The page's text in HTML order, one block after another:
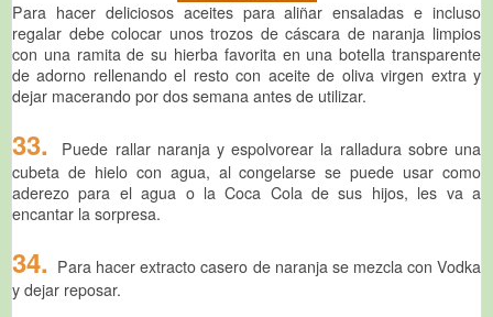
Para hacer deliciosos aceites para aliñar ensaladas e incluso
regalar debe colocar unos trozos de cáscara de naranja limpios
con una ramita de su hierba favorita en una botella transparente
de adorno rellenando el resto con aceite de oliva virgen extra y
dejar macerando por dos semana antes de utilizar.
33.
Puede rallar naranja y espolvorear la ralladura sobre una
cubeta de hielo con agua, al congelarse se puede usar como
aderezo para el agua o la Coca Cola de sus hijos, les va a
encantar la sorpresa.
34. Para hacer extracto casero de naranja se mezcla con Vodka
y dejar reposar.